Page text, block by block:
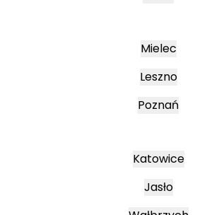
Mielec
Leszno
Poznań
Katowice
Jasło